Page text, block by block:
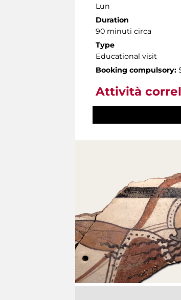
Lun
Duration
90 minuti circa
Type
Educational visit
Booking compulsory:
Attività